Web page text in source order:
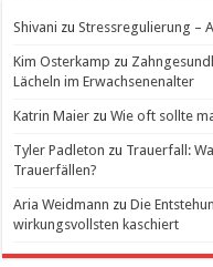
Shivani zuStressregulierung –
Kim Osterkamp zu
Lächeln im Erwachsenenalter
Katrin Maier zuWie oft sollte
Tyler Padleton zu Trauerfall:
Trauerfällen?
Aria Weidmann zuDie
wirkungsvollsten kaschiert